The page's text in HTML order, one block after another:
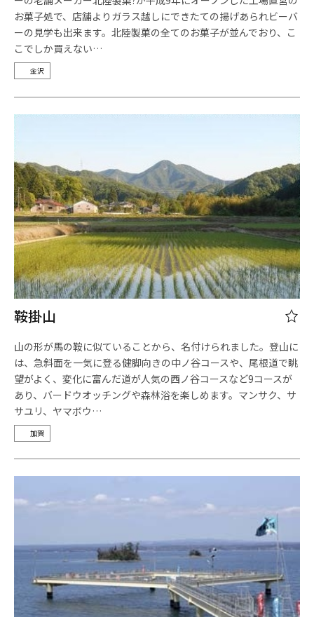
お菓子処で、店舗よりガラス越しにできたての揚げあられビーバ
ーの見学も出来ます。北陸製菓の全てのお菓子が並んでおり、こ
こでしか買えない…
金沢
鞍掛山
山の形が馬の鞍に似ていることから、名付けられました。登山に
は、急斜面を一気に登る健脚向きの中ノ谷コースや、尾根道で眺
望がよく、変化に富んだ道が人気の西ノ谷コースなど9コースが
あり、バードウオッチングや森林浴を楽しめます。マンサク、サ
サユリ、ヤマボウ…
加賀